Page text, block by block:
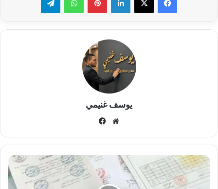
يوسف غنيمي
موقع
ضبط
سيدة
تدير